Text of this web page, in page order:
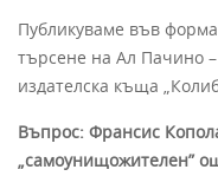
Публикуваме във
търсене на Ал Пачино
издателска къща
Въпрос: Франсис
„самоунищожителен”